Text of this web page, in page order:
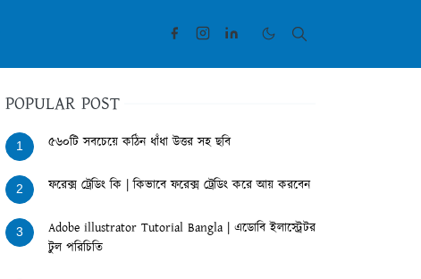
POPULAR POST
1 ৫৬০টি সবচেয়ে কঠিন ধাঁধা উত্তর সহ ছবি
2 ফরেক্স ট্রেডিং কি | কিভাবে ফরেক্স ট্রেডিং করে আয় করবেন
3
Adobe illustrator Tutorial Bangla | এডোবি ইলাস্ট্রেটর
টুল পরিচিতি